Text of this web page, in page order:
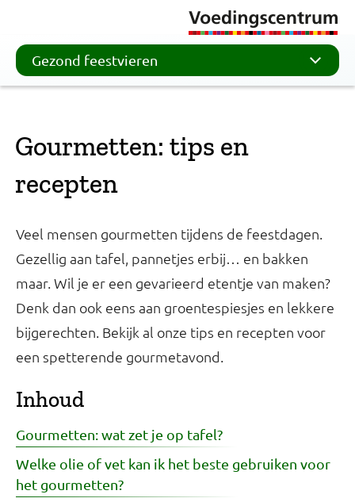
Gezond feestvieren
Gourmetten: tips en
recepten
Veel mensen gourmetten tijdens de feestdagen.
Gezellig aan tafel, pannetjes erbij… en bakken
maar. Wil je er een gevarieerd etentje van maken?
Denk dan ook eens aan groentespiesjes en lekkere
bijgerechten. Bekijk al onze tips en recepten voor
een spetterende gourmetavond.
Inhoud
Gourmetten: wat zet je op tafel?
Welke olie of vet kan ik het beste gebruiken voor
het gourmetten?